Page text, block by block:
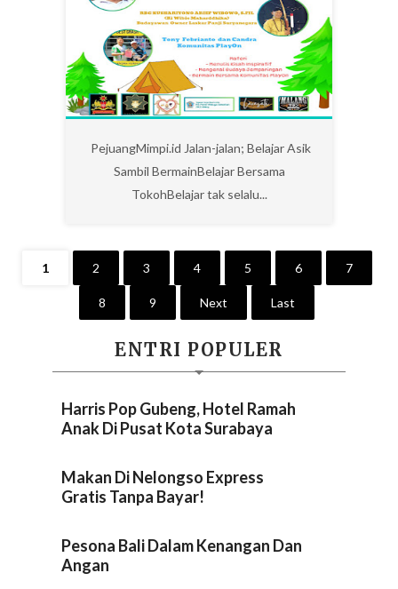
PejuangMimpi.id Jalan-jalan; Belajar Asik
Sambil BermainBelajar Bersama
TokohBelajar tak selalu...
1 2 3 4 5 6 7
8 9 Next Last
ENTRI POPULER
Harris Pop Gubeng, Hotel Ramah
Anak Di Pusat Kota Surabaya
Makan Di Nelongso Express
Gratis Tanpa Bayar!
Pesona Bali Dalam Kenangan Dan
Angan